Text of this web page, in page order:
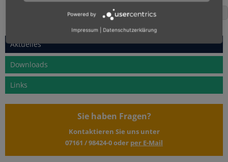
Facebook
Aktuelles
Downloads
Links
Sie haben Fragen?
Kontaktieren Sie uns unter
07161 / 98424-0oder per E-Mail
Powered by
Impressum Datenschutzerklärung